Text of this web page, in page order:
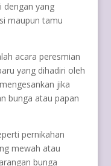
dengan yang
maupun tamu
acara peresmian
yang dihadiri oleh
jika
bunga atau papan
pernikahan
mewah atau
bunga